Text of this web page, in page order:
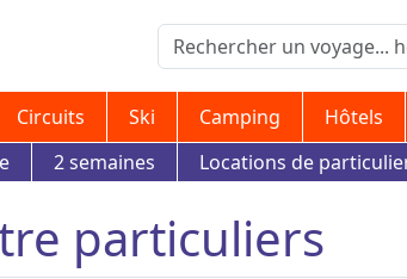
Circuits Ski Camping Hôtels
2 semaines Locations de
particuliers